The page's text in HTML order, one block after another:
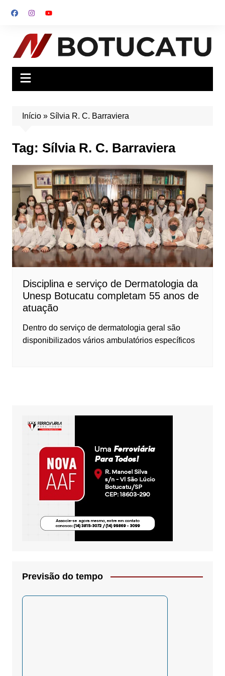
para
conteúdo
Início» Sílvia R. C. Barraviera
Tag: Sílvia R. C. Barraviera
Disciplina e serviço de Dermatologia da
Unesp Botucatu completam 55 anos de
atuação
Dentro do serviço de dermatologia geral são
disponibilizados vários ambulatórios específicos
Previsão do tempo